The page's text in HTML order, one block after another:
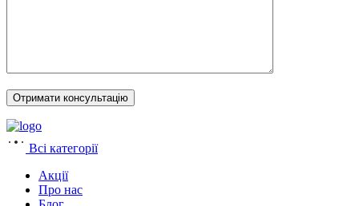
Всі категорії
Акції
Про нас